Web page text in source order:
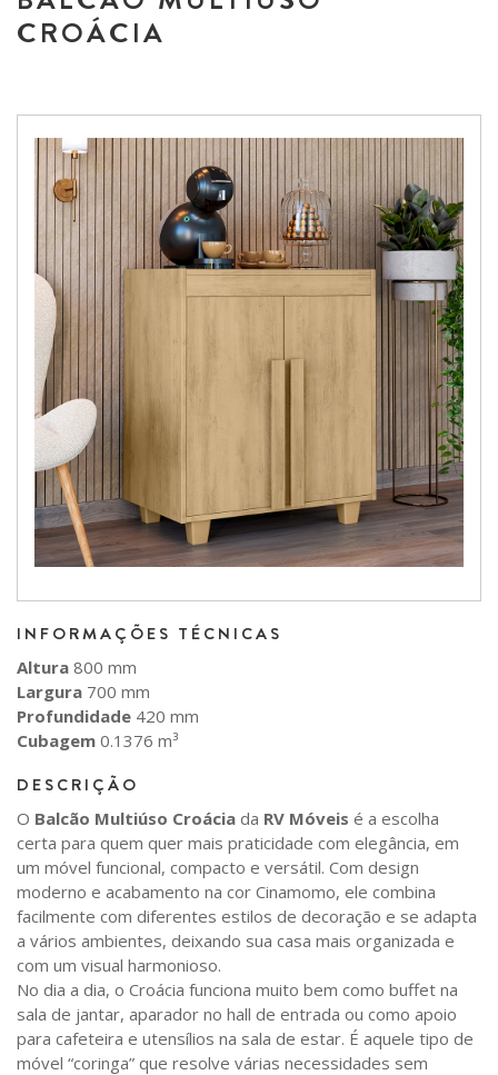
CROÁCIA
INFORMAÇÕES TÉCNICAS
Altura 800 mm
Largura 700 mm
Profundidade 420 mm
Cubagem 0.1376 m³
DESCRIÇÃO
O Balcão Multiúso Croácia da RV Móveis é a escolha
certa para quem quer mais praticidade com elegância, em
um móvel funcional, compacto e versátil. Com design
moderno e acabamento na cor Cinamomo, ele combina
facilmente com diferentes estilos de decoração e se adapta
a vários ambientes, deixando sua casa mais organizada e
com um visual harmonioso.
No dia a dia, o Croácia funciona muito bem como buffet na
sala de jantar, aparador no hall de entrada ou como apoio
para cafeteira e utensílios na sala de estar. É aquele tipo de
móvel “coringa” que resolve várias necessidades sem